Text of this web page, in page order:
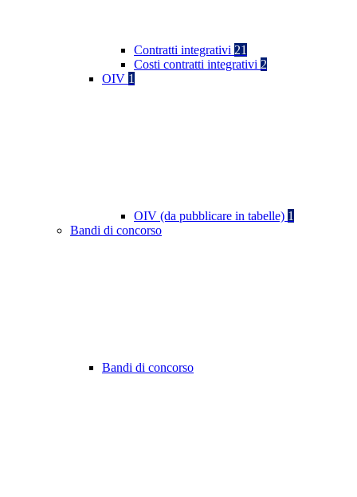
Contratti integrativi 21
Costi contratti integrativi 2
OIV 1
OIV (da pubblicare in tabelle) 1
Bandi di concorso
Bandi di concorso